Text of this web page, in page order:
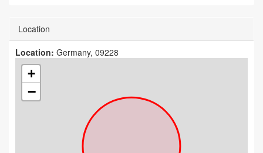
Location
Location: Germany, 09228
+
−